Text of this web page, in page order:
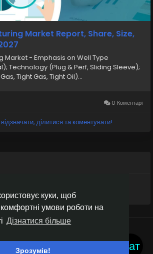
куки, щоб
умови роботи на
Дізнатися більше
Зрозумів!
Market Report, Share, Size,
Market - Emphasis on Well Type
Technology (Plug & Perf, Sliding Sleeve);
Tight Gas, Tight Oil)...
0 Коментарі
ділитися та коментувати!
Чат
Українська
Каталог